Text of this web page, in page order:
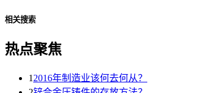
相关搜索
热点聚焦
1 2016年制造业该何去何从？